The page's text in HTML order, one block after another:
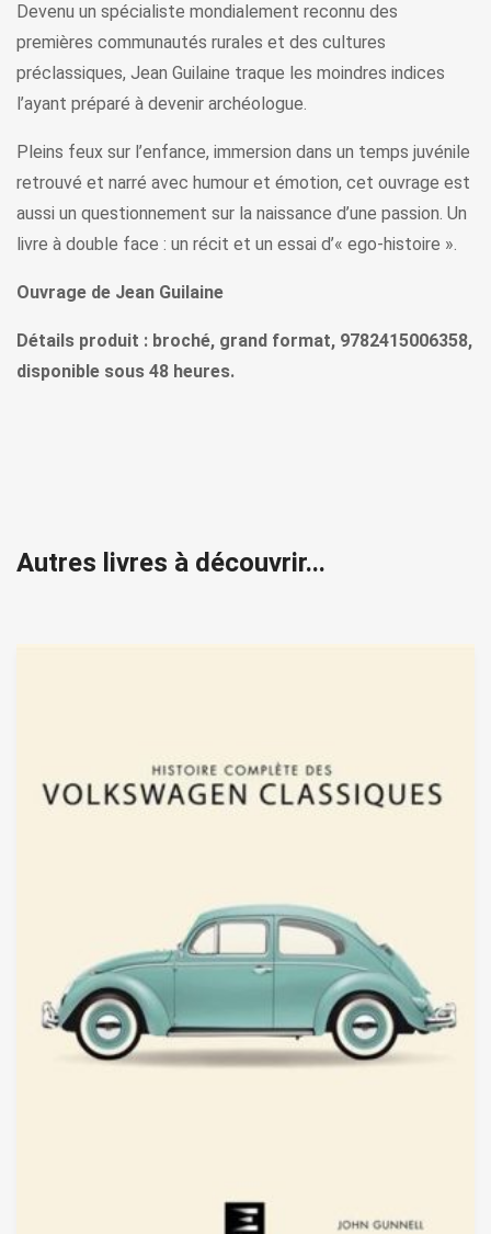
Devenu un spécialiste mondialement reconnu des
premières communautés rurales et des cultures
préclassiques, Jean Guilaine traque les moindres indices
l’ayant préparé à devenir archéologue.
Pleins feux sur l’enfance, immersion dans un temps juvénile
retrouvé et narré avec humour et émotion, cet ouvrage est
aussi un questionnement sur la naissance d’une passion. Un
livre à double face : un récit et un essai d’« ego-histoire ».
Ouvrage de Jean Guilaine
Détails produit : broché, grand format, 9782415006358,
disponible sous 48 heures.
Autres livres à découvrir...